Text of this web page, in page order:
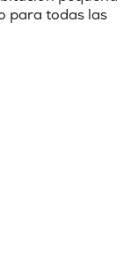
para todas las